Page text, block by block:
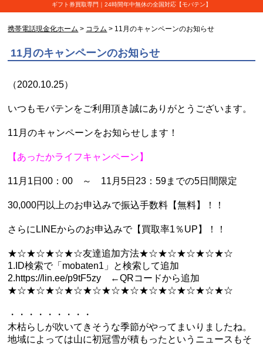
ギフト券買取専門｜24時間年中無休の全国対応【モバテン】
携帯電話現金化ホーム > コラム > 11月のキャンペーンのお知らせ
11月のキャンペーンのお知らせ
（2020.10.25）
いつもモバテンをご利用頂き誠にありがとうございます。
11月のキャンペーンをお知らせします！
【あったかライフキャンペーン】
11月1日00：00 ～ 11月5日23：59までの5日間限定
30,000円以上のお申込みで振込手数料【無料】！！
さらにLINEからのお申込みで【買取率1％UP】！！
★☆★☆★☆★☆友達追加方法★☆★☆★☆★☆★☆
1.ID検索で「mobaten1」と検索して追加
2.https://lin.ee/p9tF5zy ←QRコードから追加
★☆★☆★☆★☆★☆★☆★☆★☆★☆★☆★☆★☆
・・・・・・・・・
木枯らしが吹いてきそうな季節がやってまいりましたね。
地域によっては山に初冠雪が積もったというニュースもそ